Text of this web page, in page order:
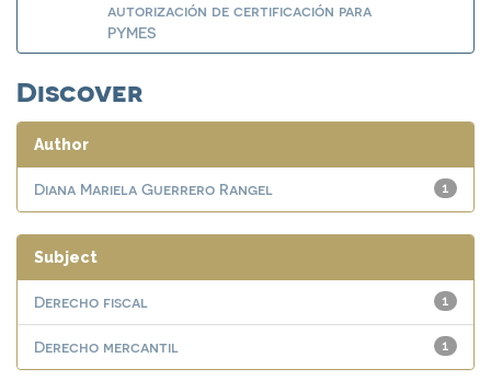
autorización de certificación para
PYMES
Discover
Author
1
Diana Mariela Guerrero Rangel
Subject
1
Derecho fiscal
1
Derecho mercantil